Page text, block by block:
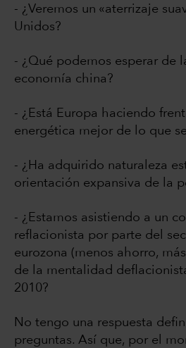
- ¿Veremos un «aterrizaje
Unidos?
- ¿Qué podemos esperar de
economía china?
- ¿Está Europa haciendo
energética mejor de lo que
- ¿Ha adquirido naturaleza
orientación expansiva de la
- ¿Estamos asistiendo a un
reflacionista por parte del
eurozona (menos ahorro,
de la mentalidad
2010?
No tengo una respuesta
preguntas. Así que, por el